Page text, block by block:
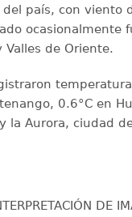
país, con viento
ocasionalmente
de Oriente.
0.6°C en
la Aurora, ciudad
DE